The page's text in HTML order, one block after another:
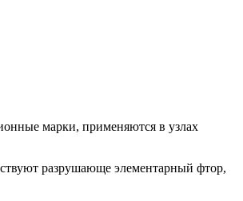
марки, применяются в узлах
разрушающе элементарный фтор,